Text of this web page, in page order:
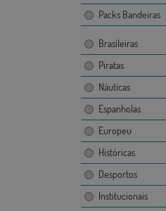
Packs Bandeiras
Brasileiras
Piratas
Náuticas
Espanholas
Europeu
Históricas
Desportos
Institucionais